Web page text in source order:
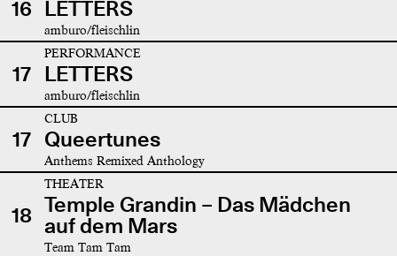
16 LETTERS
amburo/fleischlin
17
PERFORMANCE
LETTERS
amburo/fleischlin
17
CLUB
Queertunes
Anthems Remixed Anthology
18
THEATER
Temple Grandin – Das Mädchen
auf dem Mars
Team Tam Tam